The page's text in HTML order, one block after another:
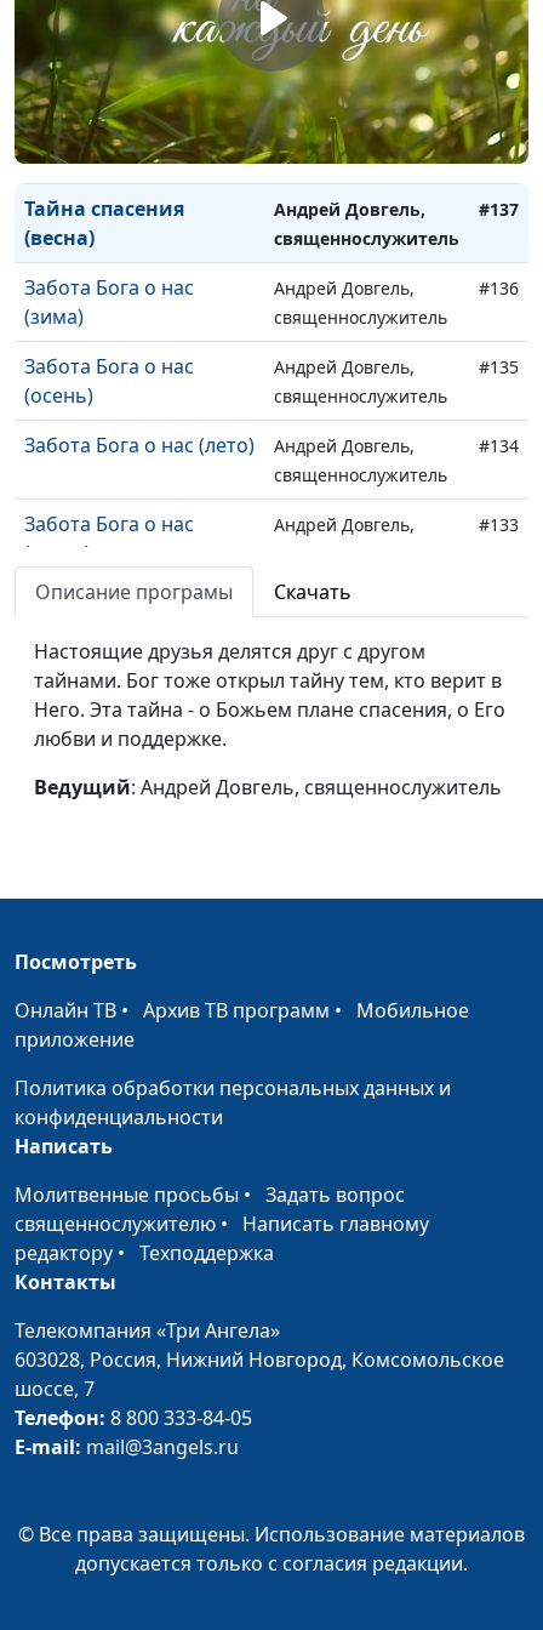
Тайна спасения (осень)
Андрей Довгель,
священнослужитель
#139
Тайна спасения (лето)
Андрей Довгель,
священнослужитель
#138
Тайна спасения
(весна)
Андрей Довгель,
священнослужитель
#137
Забота Бога о нас
(зима)
Андрей Довгель,
священнослужитель
#136
Забота Бога о нас
(осень)
Андрей Довгель,
священнослужитель
#135
Забота Бога о нас (лето)
Андрей Довгель,
священнослужитель
#134
Забота Бога о нас
(весна)
Андрей Довгель,
#133
Спасение - подарок от
Андрей Довгель,
Спасение - подарок от
Бога (осень)
Андрей Довгель,
священнослужитель
#131
Спасение - подарок от
Бога (лето)
священнослужитель
Какими нас видит Бог?
(осень)
Андрей Довгель,
священнослужитель
Какими нас видит Бог?
(лето)
священнослужитель
Какими нас видит Бог?
(весна)
священнослужитель
Везет ли верующему?
(зима)
Андрей Довгель,
(осень)
священнослужитель
Везет ли верующему?
(лето)
Христос и Никодим
(зима)
Роман Маринин,
священнослужитель
#116
Описание програмы Скачать
Настоящие друзья делятся друг с другом
тайнами. Бог тоже открыл тайну тем, кто верит в
Него. Эта тайна - о Божьем плане спасения, о Его
любви и поддержке.
Ведущий: Андрей Довгель, священнослужитель
Посмотреть
Онлайн ТВ • Архив ТВ программ • Мобильное
приложение
Политика обработки персональных данных и
конфиденциальности
Написать
Молитвенные просьбы • Задать вопрос
священнослужителю • Написать главному
редактору • Техподдержка
Контакты
Телекомпания «Три Ангела»
603028, Россия, Нижний Новгород, Комсомольское
шоссе, 7
Телефон: 8 800 333-84-05
E-mail: mail@3angels.ru
© Все права защищены. Использование материалов
допускается только с согласия редакции.